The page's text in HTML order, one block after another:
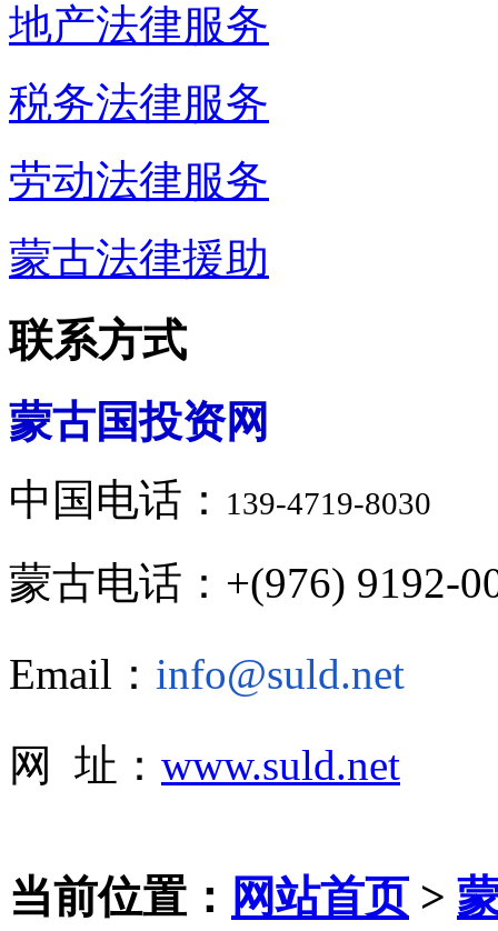
地产法律服务
税务法律服务
劳动法律服务
蒙古法律援助
联系方式
蒙古国投资网
中国电话： 139-4719-8030
蒙古电话：+(976) 9192-
Email： info@suld.net
网 址： www.suld.net
当前位置： 网站首页>